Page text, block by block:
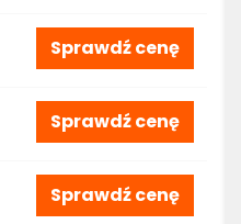
Sprawdź cenę
Sprawdź cenę
Sprawdź cenę